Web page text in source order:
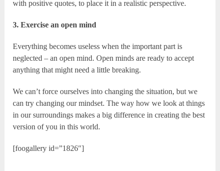
with positive quotes, to place it in a realistic perspective.
3. Exercise an open mind
Everything becomes useless when the important part is
neglected – an open mind. Open minds are ready to accept
anything that might need a little breaking.
We can’t force ourselves into changing the situation, but we
can try changing our mindset. The way how we look at things
in our surroundings makes a big difference in creating the best
version of you in this world.
[foogallery id=”1826″]